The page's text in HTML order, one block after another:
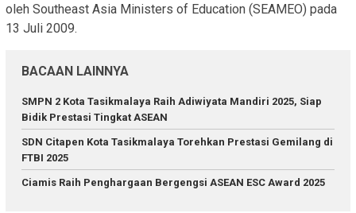
oleh Southeast Asia Ministers of Education (SEAMEO) pada
13 Juli 2009.
BACAAN LAINNYA
SMPN 2 Kota Tasikmalaya Raih Adiwiyata Mandiri 2025, Siap
Bidik Prestasi Tingkat ASEAN
SDN Citapen Kota Tasikmalaya Torehkan Prestasi Gemilang di
FTBI 2025
Ciamis Raih Penghargaan Bergengsi ASEAN ESC Award 2025